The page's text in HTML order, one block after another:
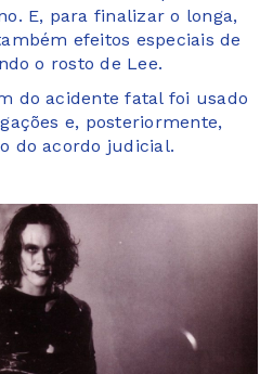
E, para finalizar o longa,
efeitos especiais de
o rosto de Lee.
do acidente fatal foi usado
e, posteriormente,
do acordo judicial.